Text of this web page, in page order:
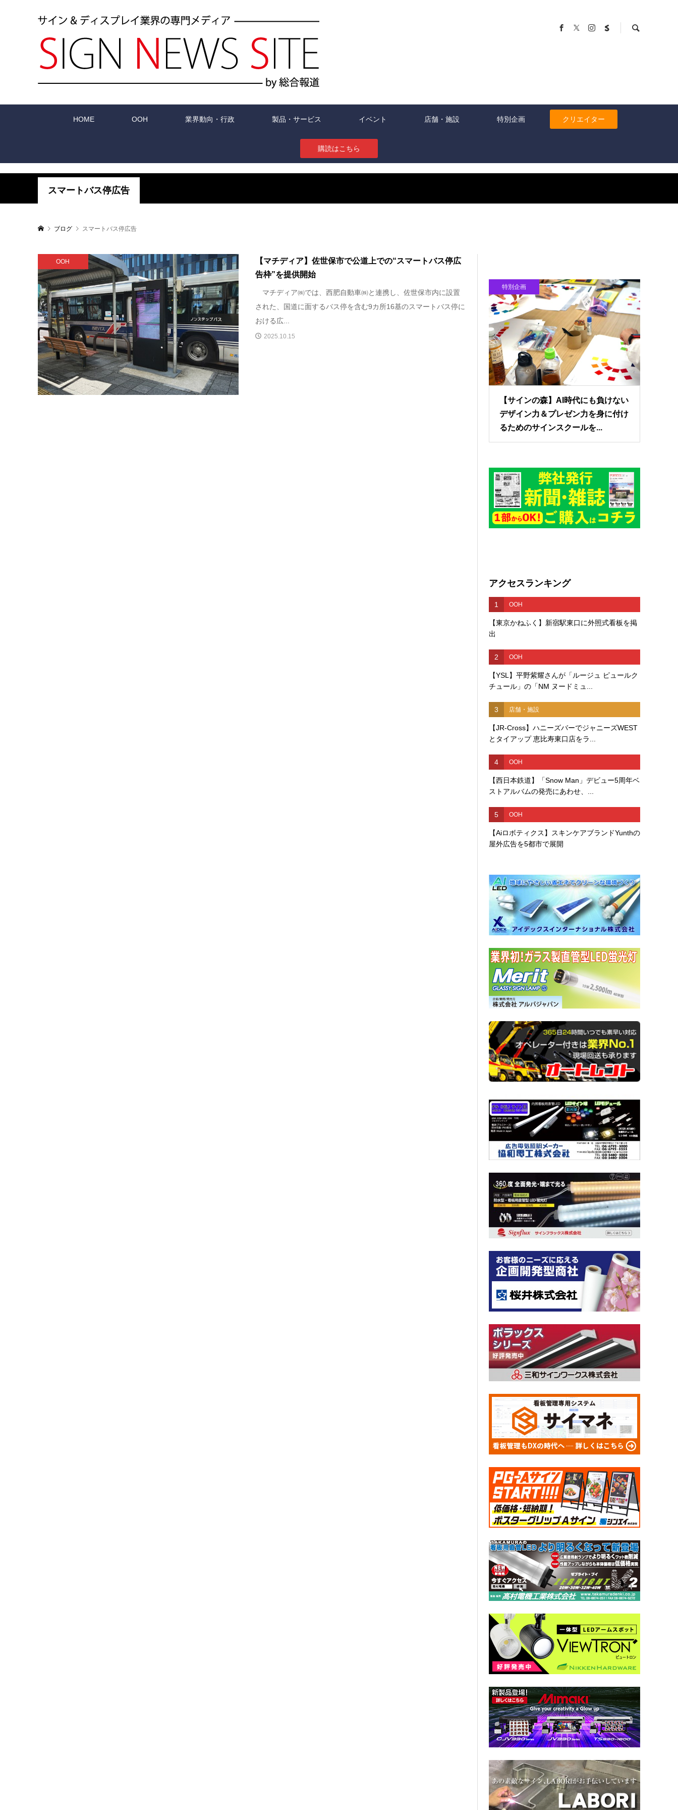
HOME OOH 業界動向・行政 製品・サービス イベント 店舗・施設 特別企画 クリエイター
購読はこちら
スマートバス停広告
ブログ スマートバス停広告
OOH
【マチディア】佐世保市で公道上での“スマートバス停広
告枠”を提供開始
マチディア㈱では、西肥自動車㈱と連携し、佐世保市内に設置
された、国道に面するバス停を含む9カ所16基のスマートバス停に
おける広...
2025.10.15
特別企画
【サインの森】AI時代にも負けない
デザイン力＆プレゼン力を身に付け
るためのサインスクールを...
アクセスランキング
1 OOH
【東京かねふく】新宿駅東口に外照式看板を掲
出
2 OOH
【YSL】平野紫耀さんが「ルージュ ピュールク
チュール」の「NM ヌードミュ...
3 店舗・施設
【JR-Cross】ハニーズバーでジャニーズWEST
とタイアップ 恵比寿東口店をラ...
4 OOH
【西日本鉄道】「Snow Man」デビュー5周年ベ
ストアルバムの発売にあわせ、...
5 OOH
【Aiロボティクス】スキンケアブランドYunthの
屋外広告を5都市で展開